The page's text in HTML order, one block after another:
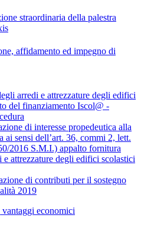
straordinaria della palestra
affidamento ed impegno di
arredi e attrezzature degli edifici
del finanziamento Iscol@ -
di interesse propedeutica alla
ai sensi dell’art. 36, commi 2, lett.
2016 S.M.I.) appalto fornitura
attrezzature degli edifici scolastici
di contributi per il sostegno
2019
economici